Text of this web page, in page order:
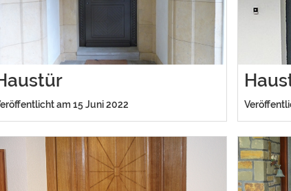
am 15 Juni 2022